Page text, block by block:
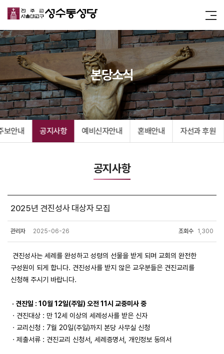
본당소식
보안내 공지사항 예비신자안내 혼배안내 자선과 후원
공지사항
2025년 견진성사 대상자 모집
관리자 2025-06-26 조회수 1,300
견진성사는 세례를 완성하고 성령의 선물을 받게 되며 교회의 완전한
구성원이 되게 합니다. 견진성사를 받지 않은 교우분들은 견진교리를
신청해 주시기 바랍니다.
· 견진일 : 10월 12일(주일) 오전 11시 교중미사 중
· 견진대상 : 만 12세 이상의 세례성사를 받은 신자
· 교리신청 : 7월 20일(주일)까지 본당 사무실 신청
· 제출서류 : 견진교리 신청서, 세례증명서, 개인정보 동의서